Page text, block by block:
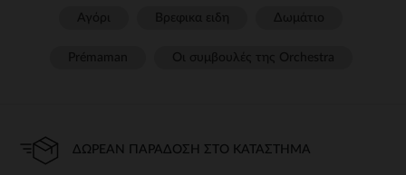
ΔΩΡΕΆΝ ΠΑΡΆΔΟΣΗ ΣΤΟ ΚΑΤΆΣΤΗΜΑ